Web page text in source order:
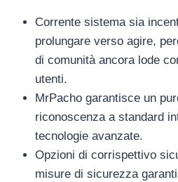
Corrente sistema sia
prolungare verso agire,
di comunità ancora lode
utenti.
MrPacho garantisce un
riconoscenza a standard
tecnologie avanzate.
Opzioni di corrispettivo
misure di sicurezza